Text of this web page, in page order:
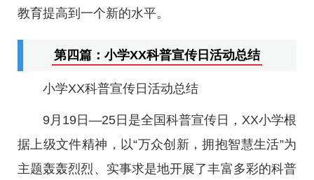
教育提高到一个新的水平。
第四篇：小学XX科普宣传日活动总结
小学XX科普宣传日活动总结
9月19日—25日是全国科普宣传日，XX小学根
据上级文件精神，以“万众创新，拥抱智慧生活”为
主题轰轰烈烈、实事求是地开展了丰富多彩的科普